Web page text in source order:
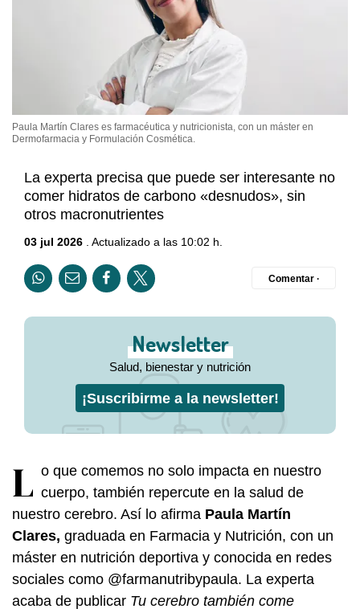
Paula Martín Clares es farmacéutica y nutricionista, con un máster en
Dermofarmacia y Formulación Cosmética.
La experta precisa que puede ser interesante no
comer hidratos de carbono «desnudos», sin
otros macronutrientes
03 jul 2026 . Actualizado a las 10:02 h.
Comentar ·
Newsletter
Salud, bienestar y nutrición
¡Suscribirme a la newsletter!
L o que comemos no solo impacta en nuestro
cuerpo, también repercute en la salud de
nuestro cerebro. Así lo afirma Paula Martín
Clares, graduada en Farmacia y Nutrición, con un
máster en nutrición deportiva y conocida en redes
sociales como @farmanutribypaula. La experta
acaba de publicar Tu cerebro también come